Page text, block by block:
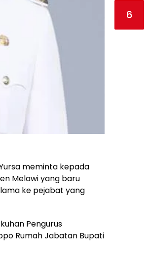
meminta kepada
Melawi yang baru
ke pejabat yang
Pengurus
Rumah Jabatan Bupati
6